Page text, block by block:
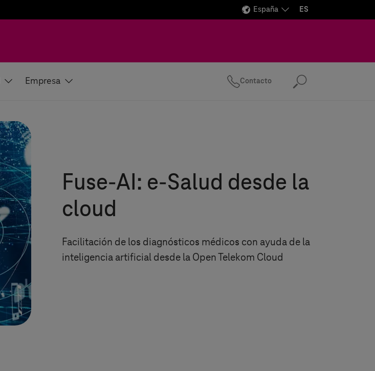
España ES
Empresa Contacto Buscar
Fuse-AI: e-Salud desde la
cloud
Facilitación de los diagnósticos médicos con ayuda de la
inteligencia artificial desde la Open Telekom Cloud